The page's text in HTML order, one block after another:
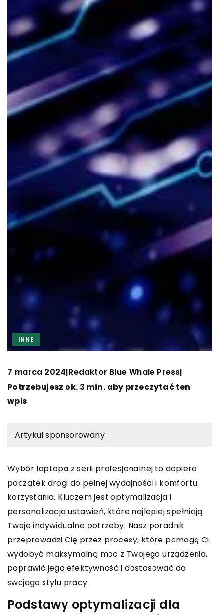
INNE
7 marca 2024|Redaktor Blue Whale Press|
Potrzebujesz ok. 3 min. aby przeczytać ten
wpis
Artykuł sponsorowany
Wybór laptopa z serii profesjonalnej to dopiero
początek drogi do pełnej wydajności i komfortu
korzystania. Kluczem jest optymalizacja i
personalizacja ustawień, które najlepiej spełniają
Twoje indywidualne potrzeby. Nasz poradnik
przeprowadzi Cię przez procesy, które pomogą Ci
wydobyć maksymalną moc z Twojego urządzenia,
poprawić jego efektywność i dostosować do
swojego stylu pracy.
Podstawy optymalizacji dla